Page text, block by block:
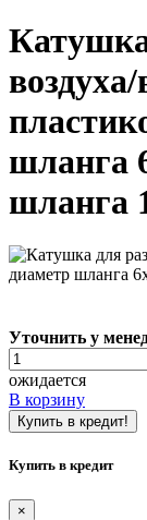
шланга
шланга
Уточнить у
ожидается
В корзину
Купить в кредит!
Купить в кредит
×